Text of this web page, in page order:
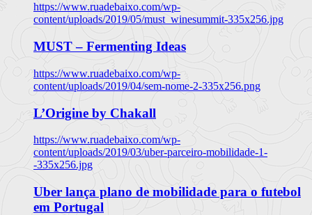
https://www.ruadebaixo.com/wp-
content/uploads/2019/05/must_winesummit-335x256.jpg
MUST – Fermenting Ideas
https://www.ruadebaixo.com/wp-
content/uploads/2019/04/sem-nome-2-335x256.png
L’Origine by Chakall
https://www.ruadebaixo.com/wp-
content/uploads/2019/03/uber-parceiro-mobilidade-1-
-335x256.jpg
Uber lança plano de mobilidade para o futebol
em Portugal